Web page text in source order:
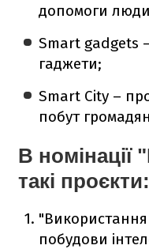
допомоги
Smart gadgets
гаджети;
Smart City –
побут
В номінації
такі проєкти:
"Використання
побудови